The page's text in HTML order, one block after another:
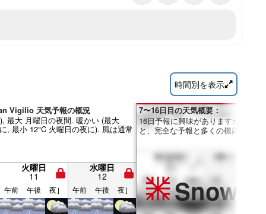
時間別を表示
Vigilio 天気予報の概況
最大 月曜日の夜間. 暖かい (最大
, 最小 12°C 火曜日の夜に). 風は通常
火曜日
11
水曜日
12
午前 午後 夜］ 午前 午後 夜］
7〜16日目の天気概要：
16日予報に興味がありますか？Pro
と、完全な予報と多くの機能を利用
Snow